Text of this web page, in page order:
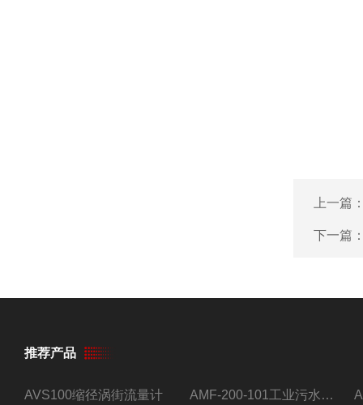
上一篇
下一篇
推荐产品
AVS100缩径涡街流量计 AMF-200-101工业污水流量计